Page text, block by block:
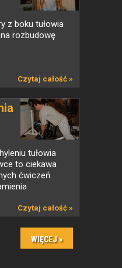
z boku tułowia
rozbudowę
Czytaj całość »
tułowia
to ciekawa
ćwiczeń
Czytaj całość »